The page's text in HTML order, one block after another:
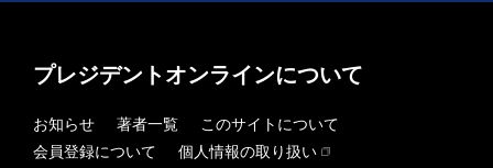
プレジデントオンラインについて
お知らせ 著者一覧
このサイトについて
会員登録について
個人情報の取り扱い